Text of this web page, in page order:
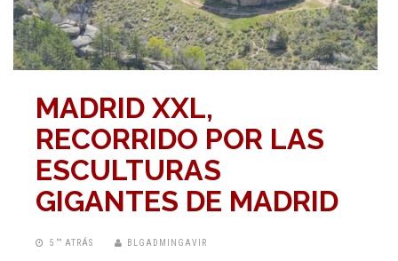
MADRID XXL,
RECORRIDO POR LAS
ESCULTURAS
GIGANTES DE MADRID
5 “” ATRÁS BLGADMINGAVIR